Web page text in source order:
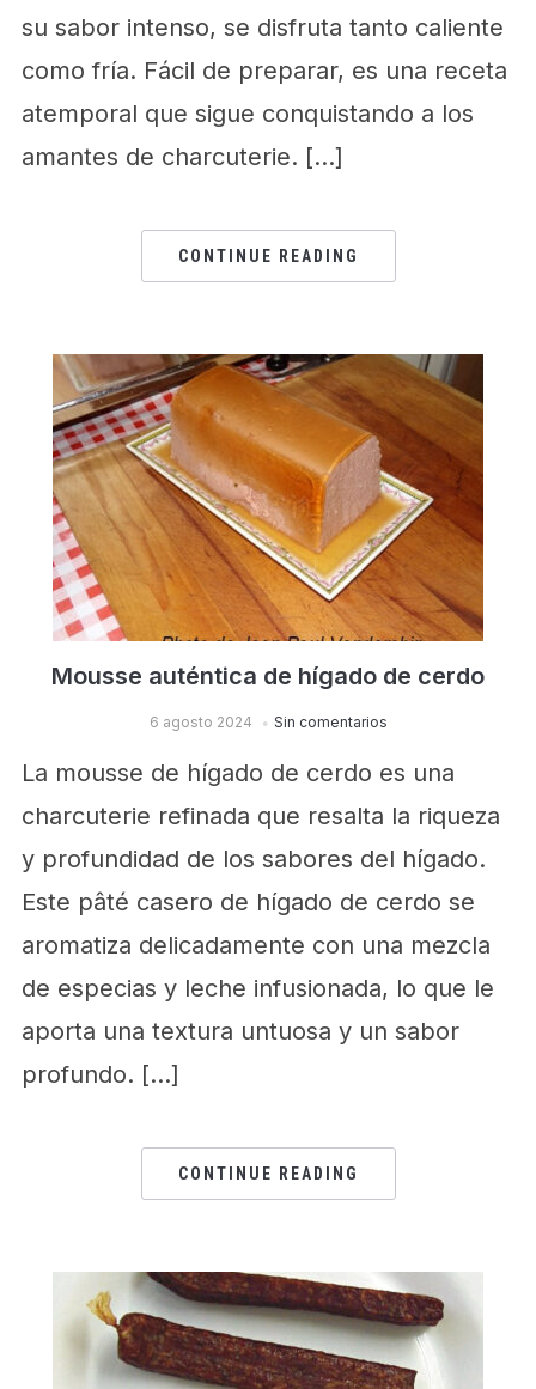
su sabor intenso, se disfruta tanto caliente
como fría. Fácil de preparar, es una receta
atemporal que sigue conquistando a los
amantes de charcuterie. […]
CONTINUE READING
Mousse auténtica de hígado de cerdo
6 agosto 2024 Sin comentarios
La mousse de hígado de cerdo es una
charcuterie refinada que resalta la riqueza
y profundidad de los sabores del hígado.
Este pâté casero de hígado de cerdo se
aromatiza delicadamente con una mezcla
de especias y leche infusionada, lo que le
aporta una textura untuosa y un sabor
profundo. […]
CONTINUE READING